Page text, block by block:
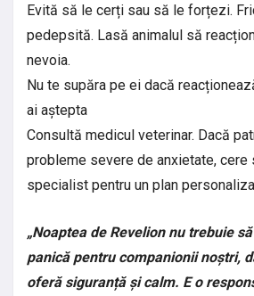
Evită să le cerți sau să le forțezi.
pedepsită. Lasă animalul să
nevoia.
Nu te supăra pe ei dacă
ai aștepta
Consultă medicul veterinar. Dacă
probleme severe de anxietate, cere
specialist pentru un plan
„Noaptea de Revelion nu trebuie
panică pentru companionii noștri,
oferă siguranță și calm. E o